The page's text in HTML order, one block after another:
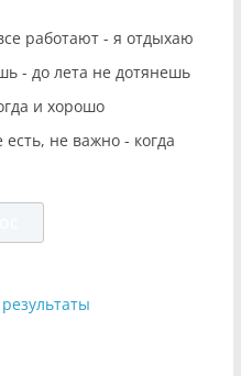
работают - я отдыхаю
- до лета не дотянешь
и хорошо
не важно - когда